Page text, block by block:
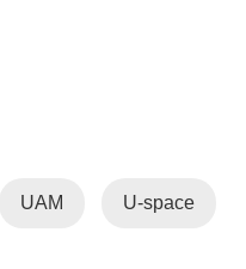
UAM U-space